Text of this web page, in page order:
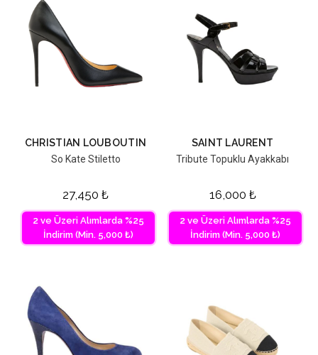
CHRISTIAN LOUBOUTIN
So Kate Stiletto
27,450 ₺
2 ve Üzeri Alımlarda %25
İndirim (Min. 5,000 ₺)
SAINT LAURENT
Tribute Topuklu Ayakkabı
16,000 ₺
2 ve Üzeri Alımlarda %25
İndirim (Min. 5,000 ₺)